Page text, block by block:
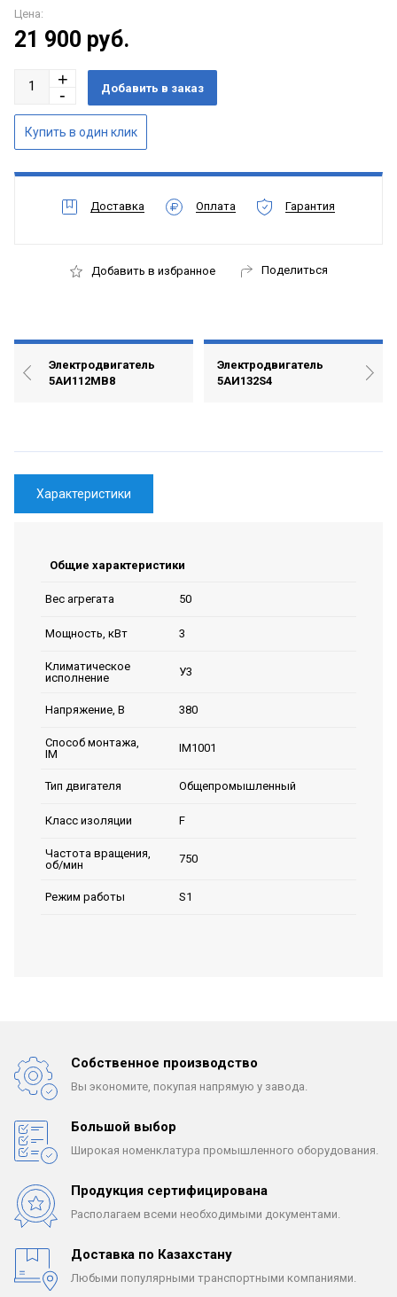
Цена:
21 900 руб.
Доставка Оплата Гарантия
Добавить в избранное Поделиться
Электродвигатель
5АИ112МВ8
Электродвигатель
5АИ132S4
Характеристики
Общие характеристики
Вес агрегата 50
Мощность, кВт 3
Климатическое
исполнение
У3
Напряжение, В 380
Способ монтажа,
IM
IM1001
Тип двигателя Общепромышленный
Класс изоляции F
Частота вращения,
об/мин
750
Режим работы S1
Собственное производство
Вы экономите, покупая напрямую у завода.
Большой выбор
Широкая номенклатура промышленного оборудования.
Продукция сертифицирована
Располагаем всеми необходимыми документами.
Доставка по Казахстану
Любыми популярными транспортными компаниями.